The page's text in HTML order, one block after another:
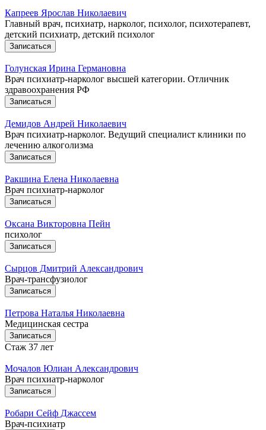
Капреев Ярослав Николаевич
Главный врач, психиатр, нарколог, психолог, психотерапевт,
детский психиатр, детский психолог
Записаться
Голунская Ирина Германовна
Врач психиатр-нарколог высшей категории. Отличник
здравоохранения РФ
Записаться
Демидов Андрей Николаевич
Врач психиатр-нарколог. Ведущий специалист клиники по
лечению алкоголизма
Записаться
Ракшина Елена Николаевна
Врач психиатр-нарколог
Записаться
Оксана Викторовна Пейн
психолог
Записаться
Сырцов Дмитрий Александрович
Врач-трансфузиолог
Записаться
Петрова Наталья Николаевна
Медицинская сестра
Записаться
Стаж 37 лет
Мочалов Юлиан Александрович
Врач психиатр-нарколог
Записаться
Робари Сейф Джассем
Врач-психиатр